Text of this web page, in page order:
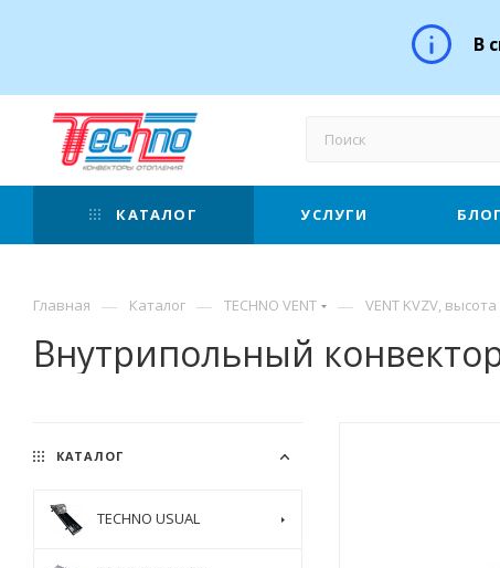
В
КАТАЛОГ УСЛУГИ БЛОГ
Главная — Каталог — TECHNO VENT — VENT KVZV,
Внутрипольный конвектор
КАТАЛОГ
TECHNO USUAL